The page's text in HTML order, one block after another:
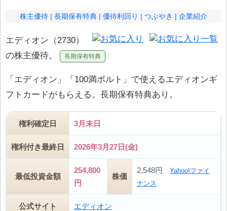
株主優待 長期保有特典 優待利回り つぶやき 企業紹介
エディオン（2730）
の株主優待。
「エディオン」「100満ボルト」で使えるエディオンギ
フトカードがもらえる。長期保有特典あり。
権利確定日 3月末日
権利付き最終日 2026年3月27日(金)
最低投資金額
254,800
円
株価
2,548円
Yahoo!ファイ
ナンス
公式サイト エディオン